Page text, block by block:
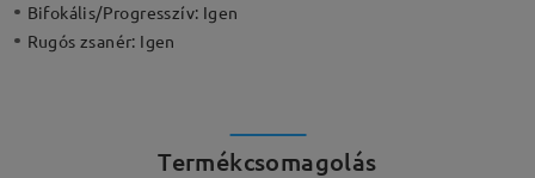
Bifokális/Progresszív: Igen
Rugós zsanér: Igen
Termékcsomagolás